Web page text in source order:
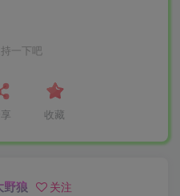
一下吧
收藏
野狼 关注